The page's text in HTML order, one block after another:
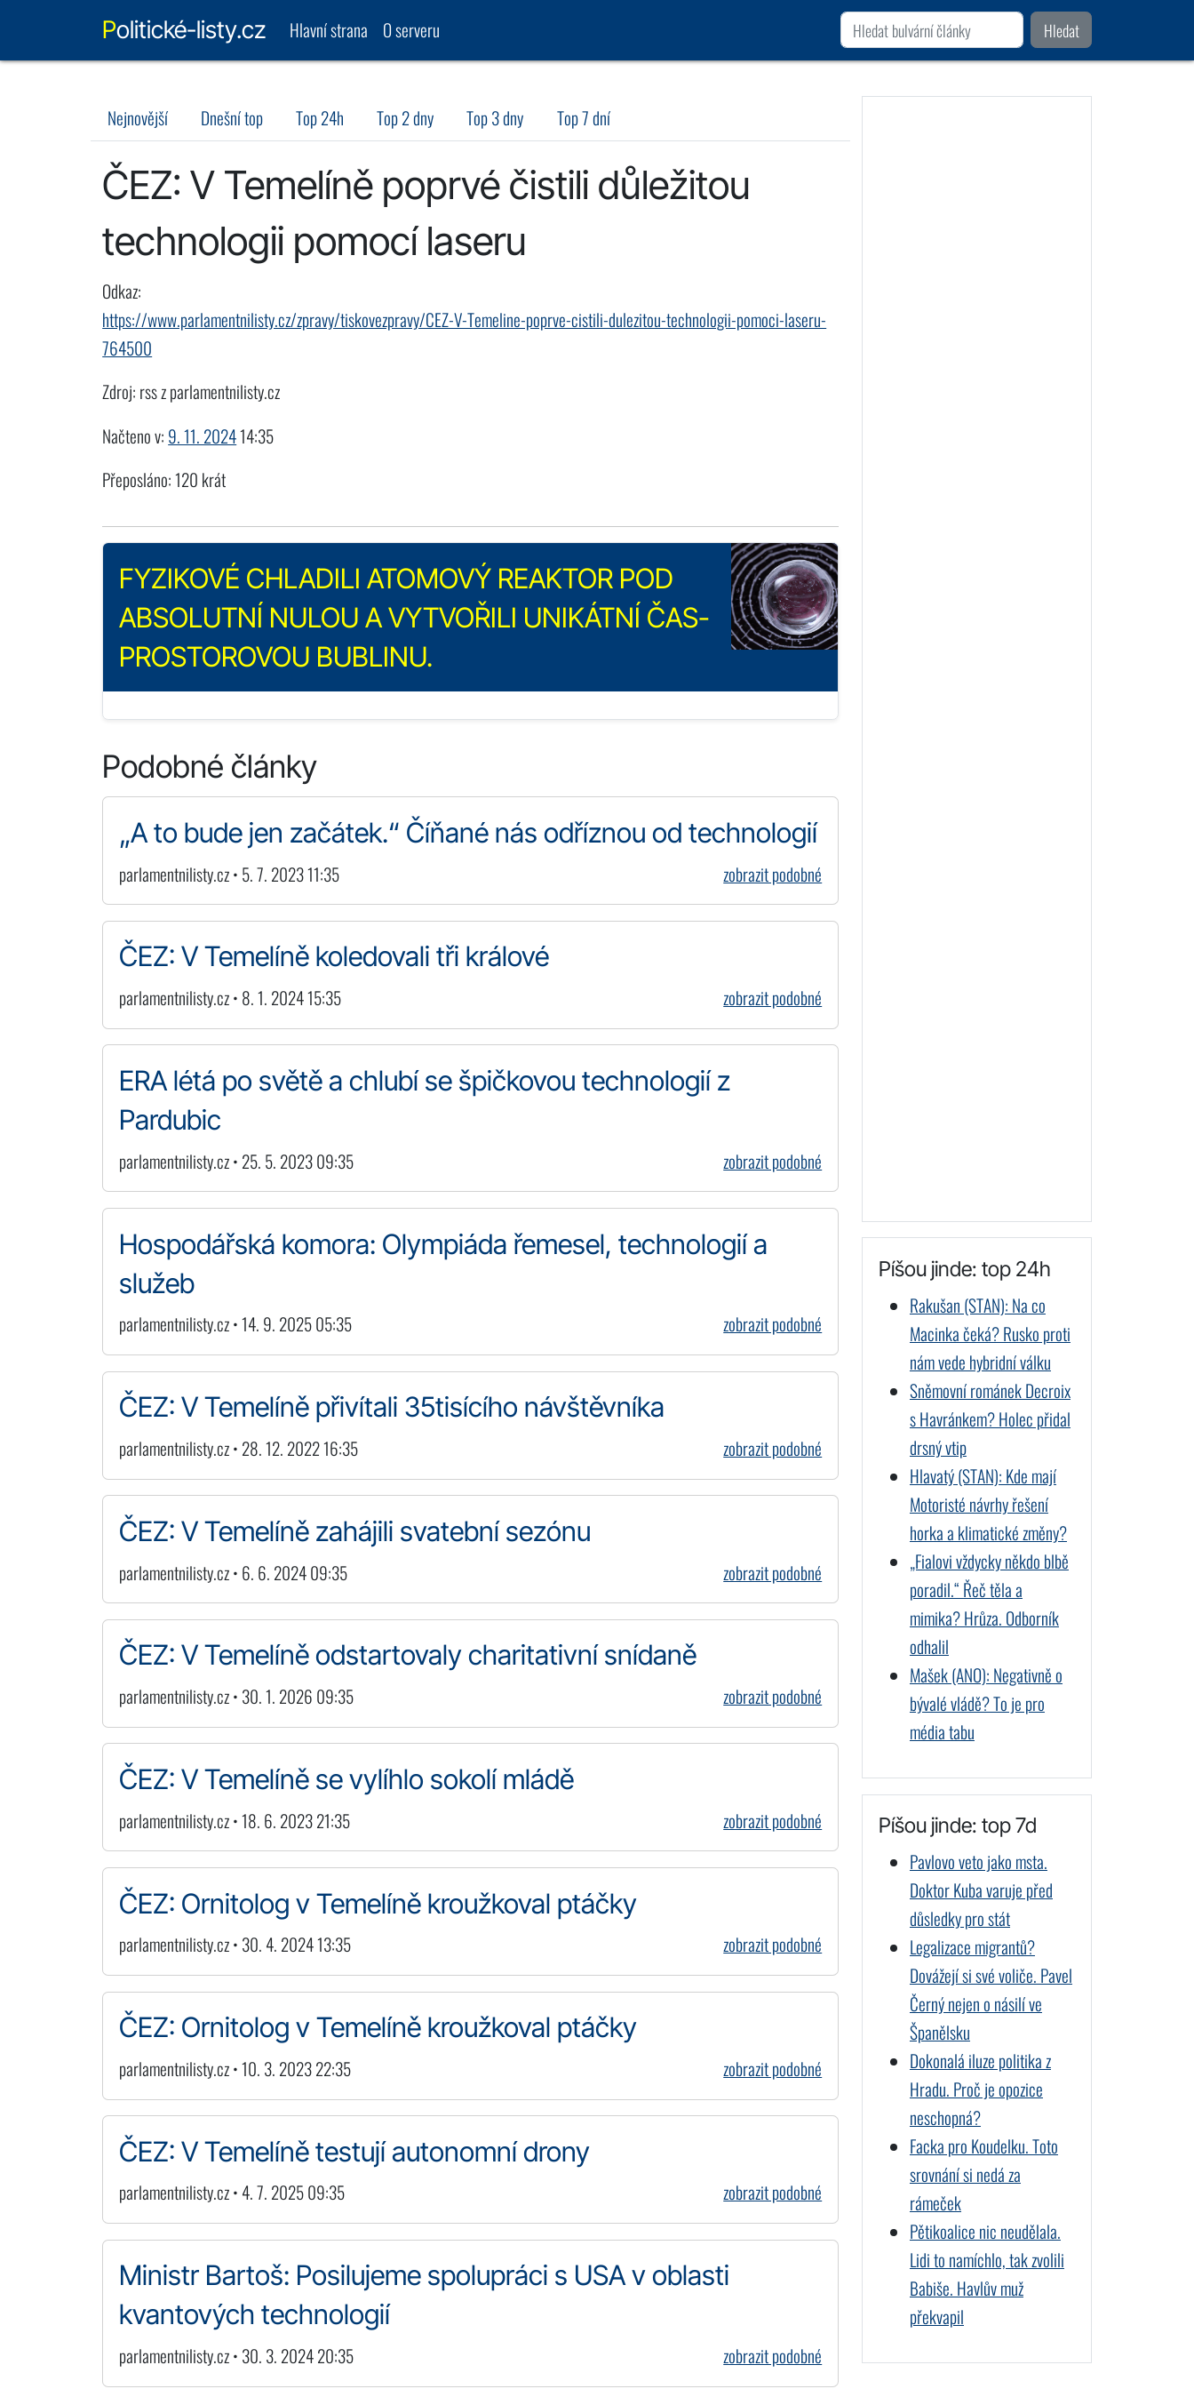
Politické-listy.cz Hlavní strana O serveru Hledat
Nejnovější Dnešní top Top 24h Top 2 dny Top 3 dny Top 7 dní
ČEZ: V Temelíně poprvé čistili důležitou
technologii pomocí laseru
Odkaz:
https://www.parlamentnilisty.cz/zpravy/tiskovezpravy/CEZ-V-Temeline-poprve-cistili-dulezitou-technologii-pomoci-laseru-
764500
Zdroj: rss z parlamentnilisty.cz
Načteno v: 9. 11. 202414:35
Přeposláno: 120 krát
FYZIKOVÉ CHLADILI ATOMOVÝ REAKTOR POD
ABSOLUTNÍ NULOU A VYTVOŘILI UNIKÁTNÍ ČAS-
PROSTOROVOU BUBLINU.
Podobné články
„A to bude jen začátek.“ Číňané nás odříznou od technologií
parlamentnilisty.cz • 5. 7. 2023 11:35 zobrazit podobné
ČEZ: V Temelíně koledovali tři králové
parlamentnilisty.cz • 8. 1. 2024 15:35 zobrazit podobné
ERA létá po světě a chlubí se špičkovou technologií z
Pardubic
parlamentnilisty.cz • 25. 5. 2023 09:35 zobrazit podobné
Hospodářská komora: Olympiáda řemesel, technologií a
služeb
parlamentnilisty.cz • 14. 9. 2025 05:35 zobrazit podobné
ČEZ: V Temelíně přivítali 35tisícího návštěvníka
parlamentnilisty.cz • 28. 12. 2022 16:35 zobrazit podobné
ČEZ: V Temelíně zahájili svatební sezónu
parlamentnilisty.cz • 6. 6. 2024 09:35 zobrazit podobné
ČEZ: V Temelíně odstartovaly charitativní snídaně
parlamentnilisty.cz • 30. 1. 2026 09:35 zobrazit podobné
ČEZ: V Temelíně se vylíhlo sokolí mládě
parlamentnilisty.cz • 18. 6. 2023 21:35 zobrazit podobné
ČEZ: Ornitolog v Temelíně kroužkoval ptáčky
parlamentnilisty.cz • 30. 4. 2024 13:35 zobrazit podobné
ČEZ: Ornitolog v Temelíně kroužkoval ptáčky
parlamentnilisty.cz • 10. 3. 2023 22:35 zobrazit podobné
ČEZ: V Temelíně testují autonomní drony
parlamentnilisty.cz • 4. 7. 2025 09:35 zobrazit podobné
Ministr Bartoš: Posilujeme spolupráci s USA v oblasti
kvantových technologií
parlamentnilisty.cz • 30. 3. 2024 20:35 zobrazit podobné
Píšou jinde: top 24h
Rakušan (STAN): Na co
Macinka čeká? Rusko proti
nám vede hybridní válku
Sněmovní románek Decroix
s Havránkem? Holec přidal
drsný vtip
Hlavatý (STAN): Kde mají
Motoristé návrhy řešení
horka a klimatické změny?
„Fialovi vždycky někdo blbě
poradil.“ Řeč těla a
mimika? Hrůza. Odborník
odhalil
Mašek (ANO): Negativně o
bývalé vládě? To je pro
média tabu
Píšou jinde: top 7d
Pavlovo veto jako msta.
Doktor Kuba varuje před
důsledky pro stát
Legalizace migrantů?
Dovážejí si své voliče. Pavel
Černý nejen o násilí ve
Španělsku
Dokonalá iluze politika z
Hradu. Proč je opozice
neschopná?
Facka pro Koudelku. Toto
srovnání si nedá za
rámeček
Pětikoalice nic neudělala.
Lidi to namíchlo, tak zvolili
Babiše. Havlův muž
překvapil